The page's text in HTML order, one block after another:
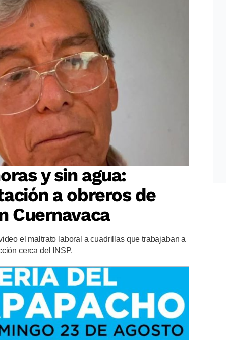
y sin agua:
a obreros de
Cuernavaca
el maltrato laboral a cuadrillas que trabajaban a
cerca del INSP.